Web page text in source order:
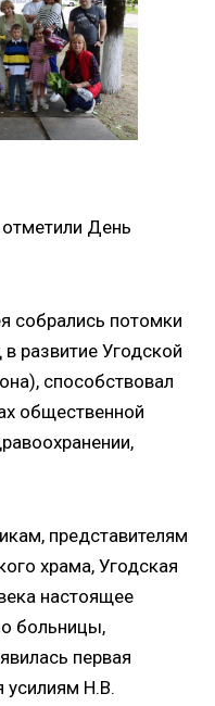
День
собрались потомки
развитие Угодской
способствовал
общественной
представителям
храма, Угодская
настоящее
больницы,
первая
усилиям Н.В.